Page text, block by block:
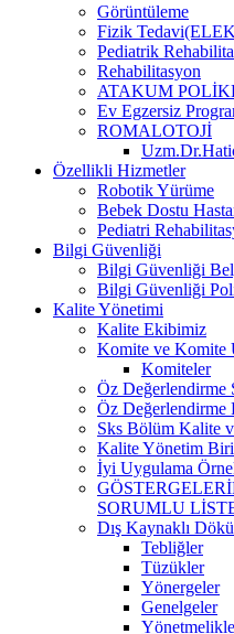
Görüntüleme
Fizik
Pediatrik
Rehabilitasyon
ATAKUM
Ev Egzersiz
ROMALOTOJİ
Özellikli Hizmetler
Robotik Yürüme
Bebek Dostu
Pediatri
Bilgi Güvenliği
Bilgi Güvenliği
Bilgi Güvenliği
Kalite Yönetimi
Kalite Ekibimiz
Komite ve Komite
Komiteler
Öz Değerlendirme
Öz Değerlendirme
Sks Bölüm Kalite
Kalite Yönetim
İyi Uygulama
SORUMLU
Dış Kaynaklı
Tebliğler
Tüzükler
Yönergeler
Genelgeler